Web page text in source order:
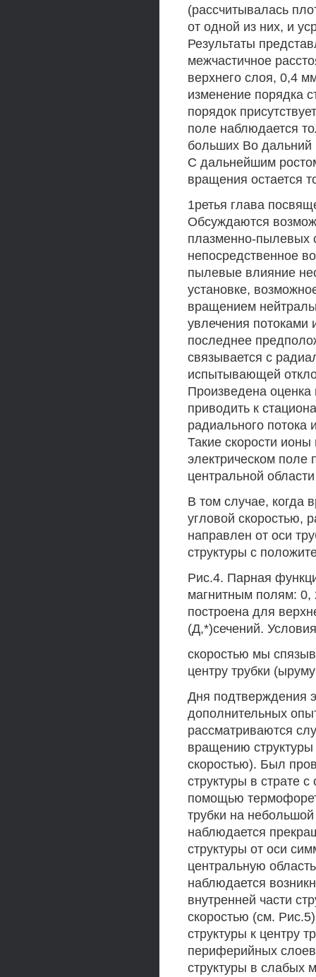
(рассчитывалась
от одной из них, и
Результаты
межчастичное
верхнего слоя, 0,4
изменение порядка
порядок
поле наблюдается
больших Во дальний
С дальнейшим
вращения остается
1ретья глава
Обсуждаются
плазменно-пылевых
непосредственное
пылевые влияние
установке,
вращением
увлечения потоками
последнее
связывается с
испытывающей
Произведена оценка
приводить к
радиального потока
Такие скорости
электрическом поле
центральной
В том случае, когда
угловой скоростью,
направлен от оси
структуры с
Рис.4. Парная
магнитным полям: 0,
построена для
(Д,*)сечений.
скоростью мы
центру трубки
Дня подтверждения
дополнительных
рассматриваются
вращению
скоростью). Был
структуры в страте
помощью
трубки на
наблюдается
структуры от оси
центральную
наблюдается
внутренней части
скоростью (см.
структуры к центру
периферийных
структуры в слабых